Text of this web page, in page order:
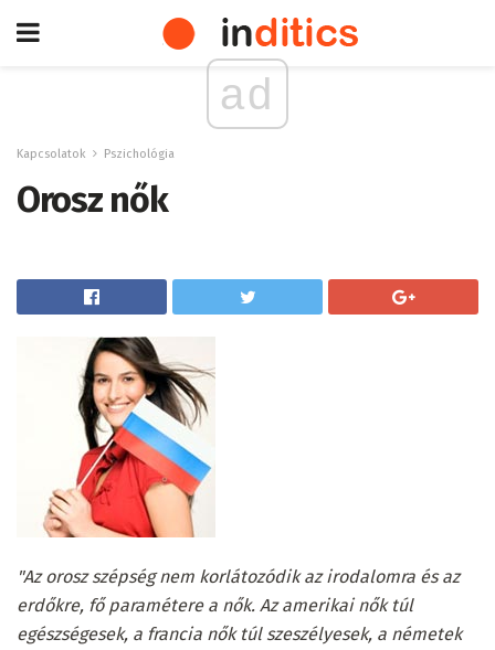
ad
Kapcsolatok Pszichológia
Orosz nők
"Az orosz szépség nem korlátozódik az irodalomra és az
erdőkre, fő paramétere a nők. Az amerikai nők túl
egészségesek, a francia nők túl szeszélyesek, a németek